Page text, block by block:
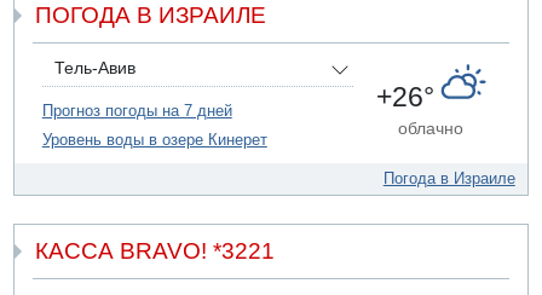
05.08.2026 13:49
На севере Израиля на берег выбросило тело
05.08.2026 13:32
В России горят новые склады
05.08.2026 10:19
Хуситы сообщают об атаке по Саудовскому танкеру
ПОГОДА В ИЗРАИЛЕ
Тель-Авив
Прогноз погоды на 7 дней
Уровень воды в озере Кинерет
+26°
облачно
Погода в Израиле
КАССА BRAVO! *3221